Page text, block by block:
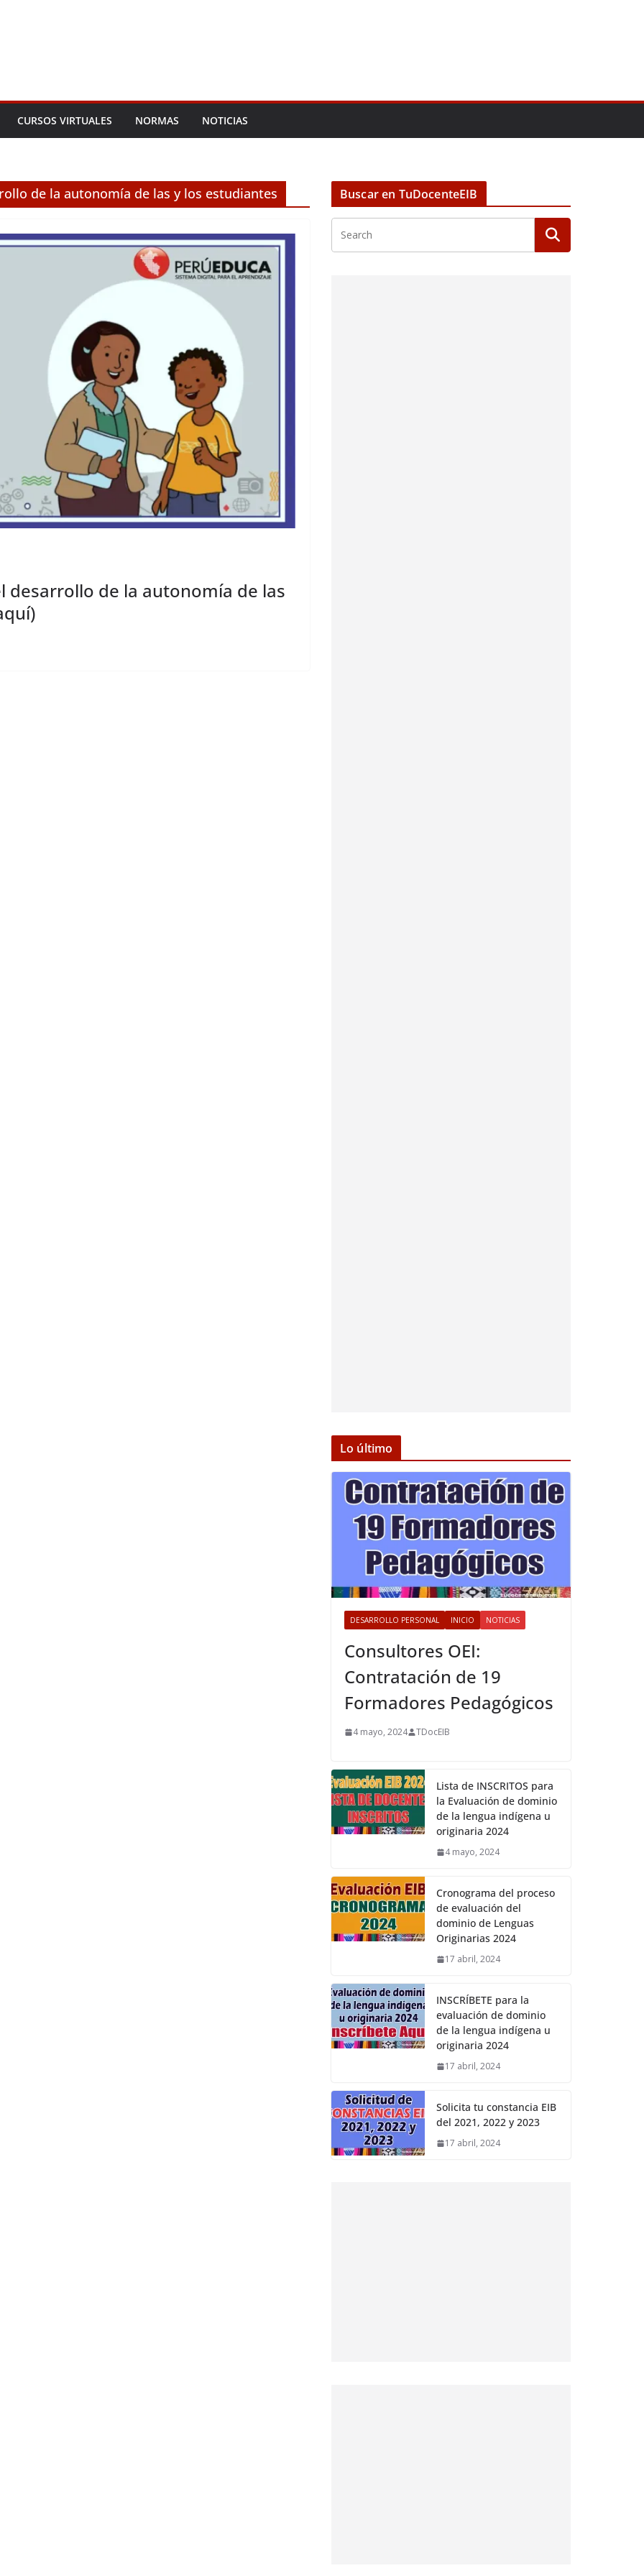
CURSOS VIRTUALES NORMAS NOTICIAS
de la autonomía de las y los estudiantes
desarrollo de la autonomía de las
Buscar en TuDocenteEIB
Lo último
DESARROLLO PERSONAL INICIO NOTICIAS
Consultores OEI:
Contratación de 19
Formadores Pedagógicos
4 mayo, 2024 TDocEIB
Lista de INSCRITOS para
la Evaluación de dominio
de la lengua indígena u
originaria 2024
4 mayo, 2024
Cronograma del proceso
de evaluación del
dominio de Lenguas
Originarias 2024
17 abril, 2024
INSCRÍBETE para la
evaluación de dominio
de la lengua indígena u
originaria 2024
17 abril, 2024
Solicita tu constancia EIB
del 2021, 2022 y 2023
17 abril, 2024